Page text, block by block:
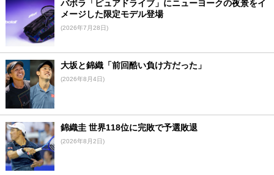
バボラ「ピュアドライブ」にニューヨークの夜景をイ
メージした限定モデル登場
(2026年7月28日)
大坂と錦織「前回酷い負け方だった」
(2026年8月4日)
錦織圭 世界118位に完敗で予選敗退
(2026年8月2日)